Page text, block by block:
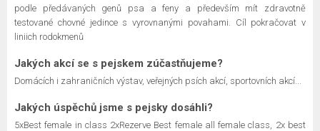
podle předávaných genů psa a feny a především mít zdravotně
testované chovné jedince s vyrovnanými povahami. Cíl pokračovat v
liniich rodokmenů
Jakých akcí se s pejskem zúčastňujeme?
Domácích i zahraničních výstav, veřejných psích akcí, sportovních akcí...
Jakých úspěchů jsme s pejsky dosáhli?
5xBest female in class 2xRezerve Best female all female class, 2x best